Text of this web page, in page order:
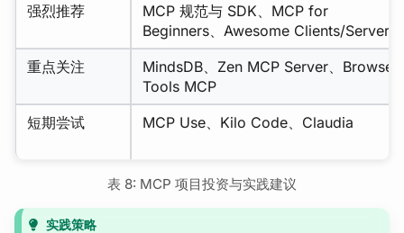
强烈推荐
MCP 规范与 SDK、MCP for
Beginners、Awesome Clients/Servers
重点关注
MindsDB、Zen MCP Server、Browser
Tools MCP
短期尝试
MCP Use、Kilo Code、Claudia
表 8: MCP 项目投资与实践建议
实践策略